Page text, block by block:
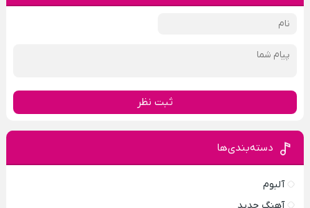
ثبت نظر
دسته‌بندی‌ها
آلبوم